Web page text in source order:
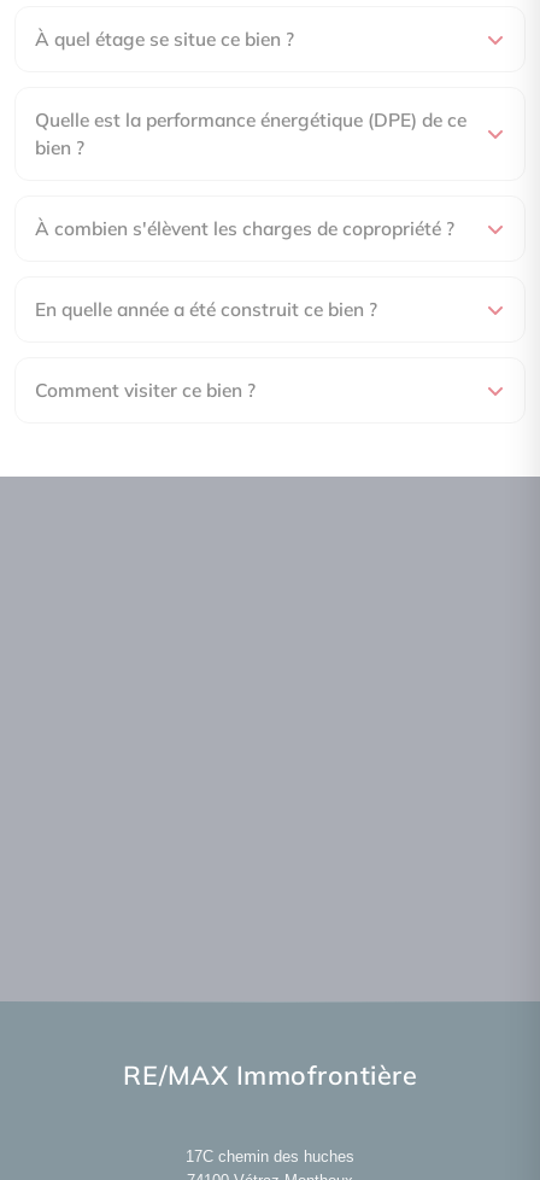
À quel étage se situe ce bien ?
Quelle est la performance énergétique (DPE) de ce
bien ?
À combien s'élèvent les charges de copropriété ?
En quelle année a été construit ce bien ?
Comment visiter ce bien ?
RE/MAX Immofrontière
17C chemin des huches